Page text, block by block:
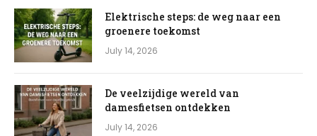
Elektrische steps: de weg naar een
groenere toekomst
July 14, 2026
De veelzijdige wereld van
damesfietsen ontdekken
July 14, 2026